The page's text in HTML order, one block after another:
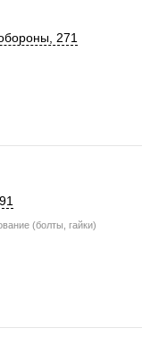
271
(болты, гайки)